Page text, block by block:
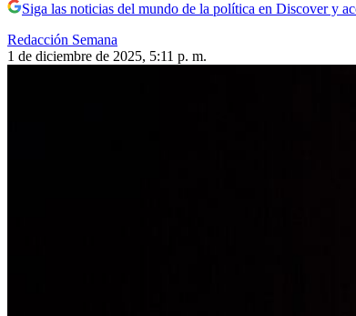
Siga las noticias del mundo de la política en Discover y
Redacción Semana
1 de diciembre de 2025, 5:11 p. m.